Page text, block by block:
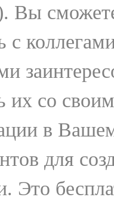
Вы
с
их со
в
для
Это